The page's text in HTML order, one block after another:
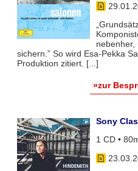
nebenher,
sichern.” So wird Esa-Pekka
Produktion zitiert. [...]
»zur
Sony
1 CD •